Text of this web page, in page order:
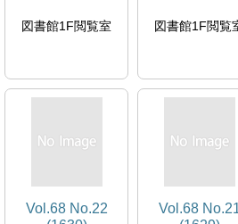
図書館1F閲覧室 図書館1F閲覧
Vol.68 No.22
Vol.68